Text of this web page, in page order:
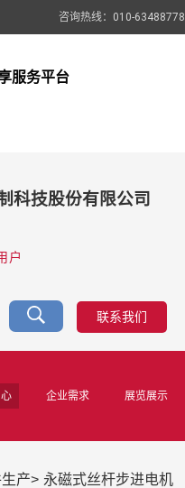
咨询热线：010-63488778
服务平台
科技股份有限公司
户
联系我们
企业需求 展览展示
产> 永磁式丝杆步进电机